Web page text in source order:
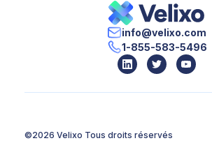
info@velixo.com
1-855-583-5496
©2026 Velixo Tous droits réservés